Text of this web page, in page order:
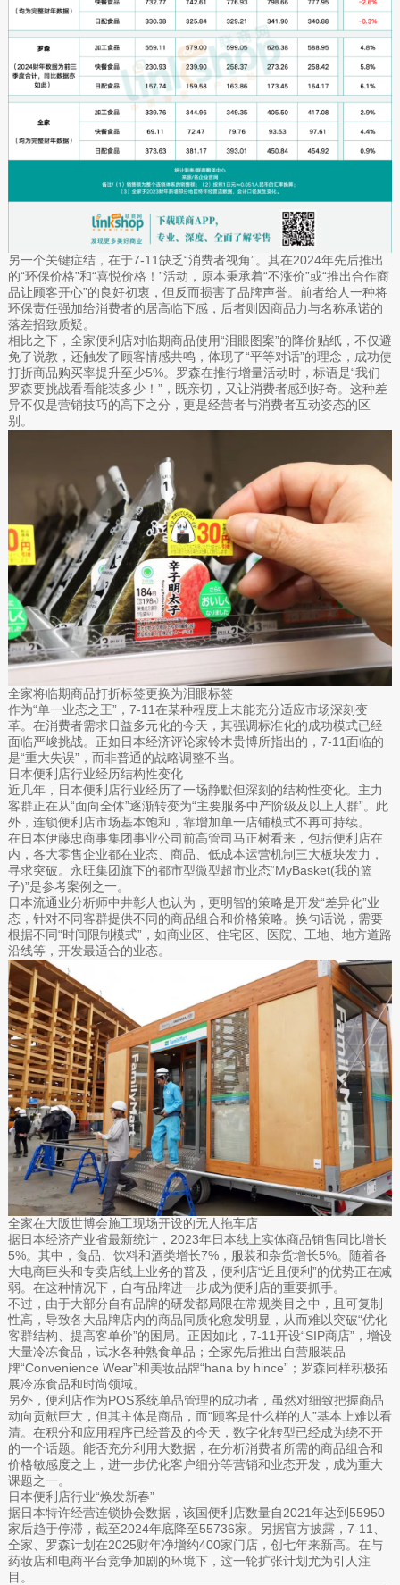
另一个关键症结，在于7-11缺乏“消费者视角”。其在2024年先后推出
的“环保价格”和“喜悦价格！”活动，原本秉承着“不涨价”或“推出合作商
品让顾客开心”的良好初衷，但反而损害了品牌声誉。前者给人一种将
环保责任强加给消费者的居高临下感，后者则因商品力与名称承诺的
落差招致质疑。
相比之下，全家便利店对临期商品使用“泪眼图案”的降价贴纸，不仅避
免了说教，还触发了顾客情感共鸣，体现了“平等对话”的理念，成功使
打折商品购买率提升至少5%。罗森在推行增量活动时，标语是“我们
罗森要挑战看看能装多少！”，既亲切，又让消费者感到好奇。这种差
异不仅是营销技巧的高下之分，更是经营者与消费者互动姿态的区
别。
全家将临期商品打折标签更换为泪眼标签
作为“单一业态之王”，7-11在某种程度上未能充分适应市场深刻变
革。在消费者需求日益多元化的今天，其强调标准化的成功模式已经
面临严峻挑战。正如日本经济评论家铃木贵博所指出的，7-11面临的
是“重大失误”，而非普通的战略调整不当。
日本便利店行业经历结构性变化
近几年，日本便利店行业经历了一场静默但深刻的结构性变化。主力
客群正在从“面向全体”逐渐转变为“主要服务中产阶级及以上人群”。此
外，连锁便利店市场基本饱和，靠增加单一店铺模式不再可持续。
在日本伊藤忠商事集团事业公司前高管司马正树看来，包括便利店在
内，各大零售企业都在业态、商品、低成本运营机制三大板块发力，
寻求突破。永旺集团旗下的都市型微型超市业态“MyBasket(我的篮
子)”是参考案例之一。
日本流通业分析师中井彰人也认为，更明智的策略是开发“差异化”业
态，针对不同客群提供不同的商品组合和价格策略。换句话说，需要
根据不同“时间限制模式”，如商业区、住宅区、医院、工地、地方道路
沿线等，开发最适合的业态。
全家在大阪世博会施工现场开设的无人拖车店
据日本经济产业省最新统计，2023年日本线上实体商品销售同比增长
5%。其中，食品、饮料和酒类增长7%，服装和杂货增长5%。随着各
大电商巨头和专卖店线上业务的普及，便利店“近且便利”的优势正在减
弱。在这种情况下，自有品牌进一步成为便利店的重要抓手。
不过，由于大部分自有品牌的研发都局限在常规类目之中，且可复制
性高，导致各大品牌店内的商品同质化愈发明显，从而难以突破“优化
客群结构、提高客单价”的困局。正因如此，7-11开设“SIP商店”，增设
大量冷冻食品，试水各种熟食单品；全家先后推出自营服装品
牌“Convenience Wear”和美妆品牌“hana by hince”；罗森同样积极拓
展冷冻食品和时尚领域。
另外，便利店作为POS系统单品管理的成功者，虽然对细致把握商品
动向贡献巨大，但其主体是商品，而“顾客是什么样的人”基本上难以看
清。在积分和应用程序已经普及的今天，数字化转型已经成为绕不开
的一个话题。能否充分利用大数据，在分析消费者所需的商品组合和
价格敏感度之上，进一步优化客户细分等营销和业态开发，成为重大
课题之一。
日本便利店行业“焕发新春”
据日本特许经营连锁协会数据，该国便利店数量自2021年达到55950
家后趋于停滞，截至2024年底降至55736家。另据官方披露，7-11、
全家、罗森计划在2025财年净增约400家门店，创七年来新高。在与
药妆店和电商平台竞争加剧的环境下，这一轮扩张计划尤为引人注
目。